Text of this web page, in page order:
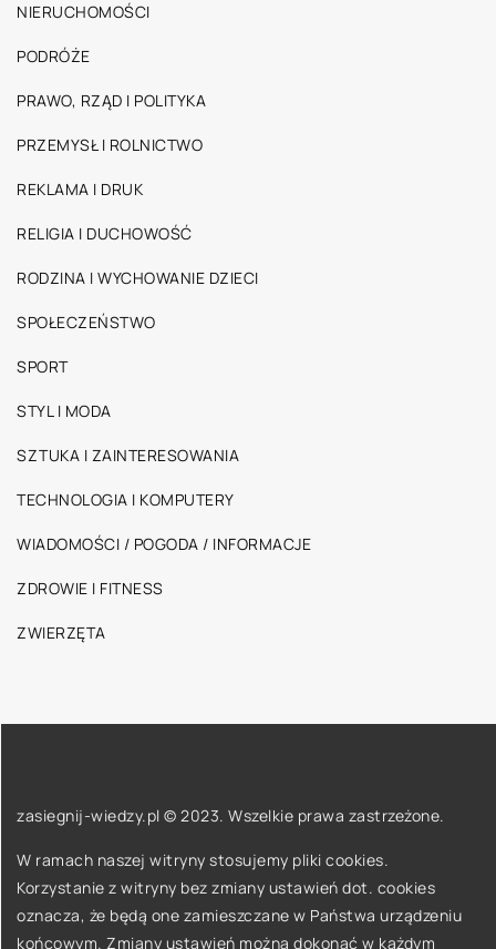
NIERUCHOMOŚCI
PODRÓŻE
PRAWO, RZĄD I POLITYKA
PRZEMYSŁ I ROLNICTWO
REKLAMA I DRUK
RELIGIA I DUCHOWOŚĆ
RODZINA I WYCHOWANIE DZIECI
SPOŁECZEŃSTWO
SPORT
STYL I MODA
SZTUKA I ZAINTERESOWANIA
TECHNOLOGIA I KOMPUTERY
WIADOMOŚCI / POGODA / INFORMACJE
ZDROWIE I FITNESS
ZWIERZĘTA
zasiegnij-wiedzy.pl © 2023. Wszelkie prawa zastrzeżone.
W ramach naszej witryny stosujemy pliki cookies.
Korzystanie z witryny bez zmiany ustawień dot. cookies
oznacza, że będą one zamieszczane w Państwa urządzeniu
końcowym. Zmiany ustawień można dokonać w każdym